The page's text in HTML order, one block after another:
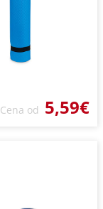
Cena od 5,59€